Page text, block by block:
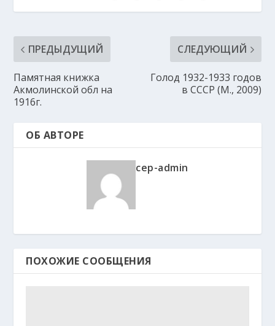
ПРЕДЫДУЩИЙ
Памятная книжка
Акмолинской обл на
1916г.
СЛЕДУЮЩИЙ
Голод 1932-1933 годов
в СССР (М., 2009)
ОБ АВТОРЕ
cep-admin
ПОХОЖИЕ СООБЩЕНИЯ